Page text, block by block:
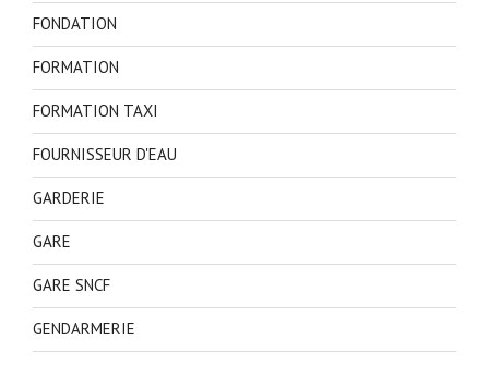
FONDATION
FORMATION
FORMATION TAXI
FOURNISSEUR D'EAU
GARDERIE
GARE
GARE SNCF
GENDARMERIE